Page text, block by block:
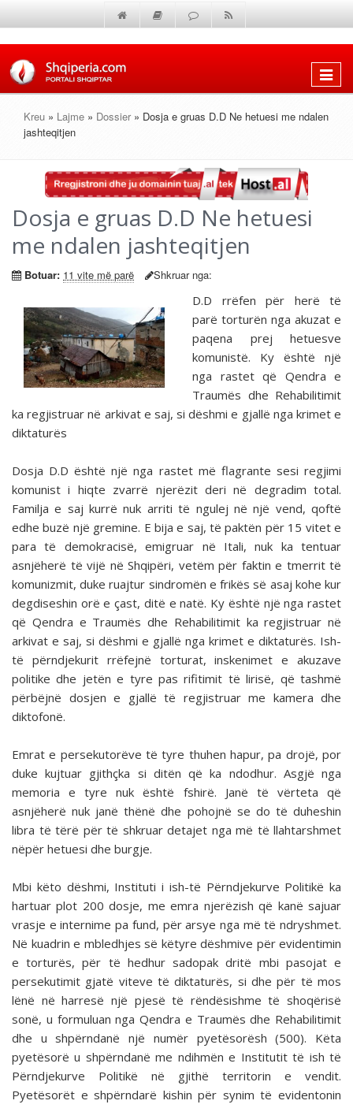
Shfaq
Kreu » Lajme » Dossier » Dosja e gruas D.D Ne hetuesi me ndalen
jashteqitjen
Dosja e gruas D.D Ne hetuesi
me ndalen jashteqitjen
Botuar: 11 vite më parë Shkruar nga:
D.D rrëfen për herë të
parë torturën nga akuzat e
paqena prej hetuesve
komunistë. Ky është një
nga rastet që Qendra e
Traumës dhe Rehabilitimit
ka regjistruar në arkivat e saj, si dëshmi e gjallë nga krimet e
diktaturës
Dosja D.D është një nga rastet më flagrante sesi regjimi
komunist i hiqte zvarrë njerëzit deri në degradim total.
Familja e saj kurrë nuk arriti të ngulej në një vend, qoftë
edhe buzë një gremine. E bija e saj, të paktën për 15 vitet e
para të demokracisë, emigruar në Itali, nuk ka tentuar
asnjëherë të vijë në Shqipëri, vetëm për faktin e tmerrit të
komunizmit, duke ruajtur sindromën e frikës së asaj kohe kur
degdiseshin orë e çast, ditë e natë. Ky është një nga rastet
që Qendra e Traumës dhe Rehabilitimit ka regjistruar në
arkivat e saj, si dëshmi e gjallë nga krimet e diktaturës. Ish-
të përndjekurit rrëfejnë torturat, inskenimet e akuzave
politike dhe jetën e tyre pas rifitimit të lirisë, që tashmë
përbëjnë dosjen e gjallë të regjistruar me kamera dhe
diktofonë.
Emrat e persekutorëve të tyre thuhen hapur, pa drojë, por
duke kujtuar gjithçka si ditën që ka ndodhur. Asgjë nga
memoria e tyre nuk është fshirë. Janë të vërteta që
asnjëherë nuk janë thënë dhe pohojnë se do të duheshin
libra të tërë për të shkruar detajet nga më të llahtarshmet
nëpër hetuesi dhe burgje.
Mbi këto dëshmi, Instituti i ish-të Përndjekurve Politikë ka
hartuar plot 200 dosje, me emra njerëzish që kanë sajuar
vrasje e internime pa fund, për arsye nga më të ndryshmet.
Në kuadrin e mbledhjes së këtyre dëshmive për evidentimin
e torturës, për të hedhur sadopak dritë mbi pasojat e
persekutimit gjatë viteve të diktaturës, si dhe për të mos
lënë në harresë një pjesë të rëndësishme të shoqërisë
sonë, u formuluan nga Qendra e Traumës dhe Rehabilitimit
dhe u shpërndanë një numër pyetësorësh (500). Këta
pyetësorë u shpërndanë me ndihmën e Institutit të ish të
Përndjekurve Politikë në gjithë territorin e vendit.
Pyetësorët e shpërndarë kishin për synim të evidentonin